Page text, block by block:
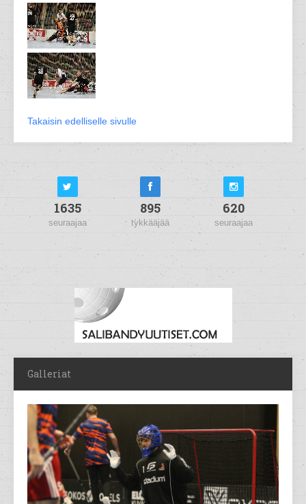
Takaisin edelliselle sivulle
1635
seuraajaa
895
tykkääjää
620
seuraajaa
Galleriat